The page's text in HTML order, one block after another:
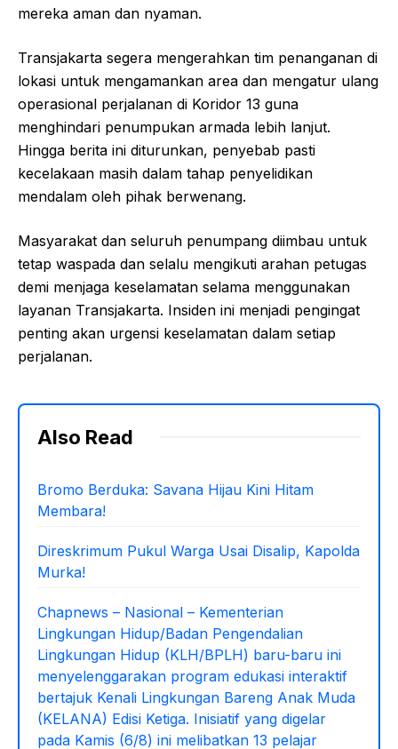
mereka aman dan nyaman.
Transjakarta segera mengerahkan tim penanganan di
lokasi untuk mengamankan area dan mengatur ulang
operasional perjalanan di Koridor 13 guna
menghindari penumpukan armada lebih lanjut.
Hingga berita ini diturunkan, penyebab pasti
kecelakaan masih dalam tahap penyelidikan
mendalam oleh pihak berwenang.
Masyarakat dan seluruh penumpang diimbau untuk
tetap waspada dan selalu mengikuti arahan petugas
demi menjaga keselamatan selama menggunakan
layanan Transjakarta. Insiden ini menjadi pengingat
penting akan urgensi keselamatan dalam setiap
perjalanan.
Also Read
Bromo Berduka: Savana Hijau Kini Hitam
Membara!
Direskrimum Pukul Warga Usai Disalip, Kapolda
Murka!
Chapnews – Nasional – Kementerian
Lingkungan Hidup/Badan Pengendalian
Lingkungan Hidup (KLH/BPLH) baru-baru ini
menyelenggarakan program edukasi interaktif
bertajuk Kenali Lingkungan Bareng Anak Muda
(KELANA) Edisi Ketiga. Inisiatif yang digelar
pada Kamis (6/8) ini melibatkan 13 pelajar